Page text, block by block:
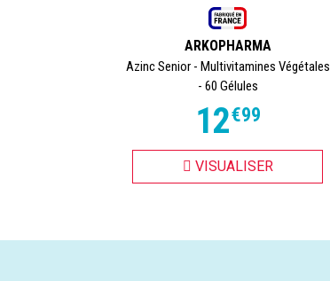
ARKOPHARMA
Azinc Senior - Multivitamines Végétales
- 60 Gélules
12€99
VISUALISER